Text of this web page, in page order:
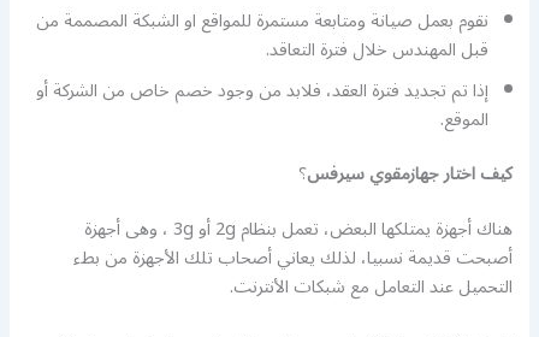
نقوم بعمل صيانة ومتابعة مستمرة للمواقع او الشبكة المصممة من
قبل المهندس خلال فترة التعاقد.
إذا تم تجديد فترة العقد، فلابد من وجود خصم خاص من الشركة أو
الموقع.
كيف اختار جهازمقوي سيرفس؟
هناك أجهزة يمتلكها البعض، تعمل بنظام 2g أو 3g ، وهى أجهزة
أصبحت قديمة نسبيا، لذلك يعاني أصحاب تلك الأجهزة من بطء
التحميل عند التعامل مع شبكات الأنترنت.